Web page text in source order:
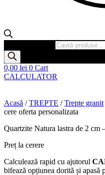
0,00 lei 0 Cart
CALCULATOR
Acasă /TREPTE /Trepte granit
cere oferta personalizata
Quartzite Natura lastra de 2 cm
Preț la cerere
Calculează rapid cu ajutorul
bifează opțiunea dorită și apasă